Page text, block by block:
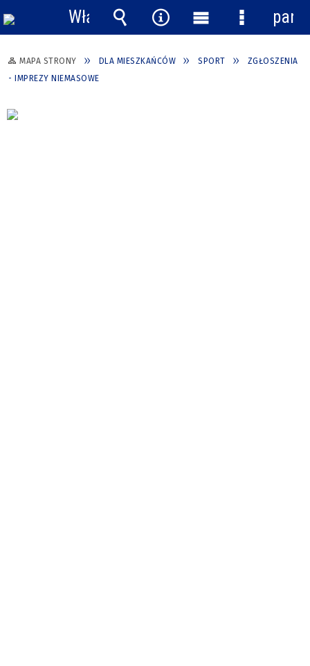
MAPA STRONY DLA MIESZKAŃCÓW SPORT
ZGŁOSZENIA
- IMPREZY NIEMASOWE
Włącz
powiadomienia
Wyszukiwarka
Narzędzia
Menu
główne
Menu
panel